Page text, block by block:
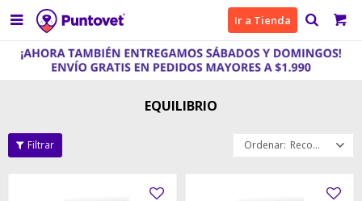
 Ir a Tienda
EQUILIBRIO
Recomendados